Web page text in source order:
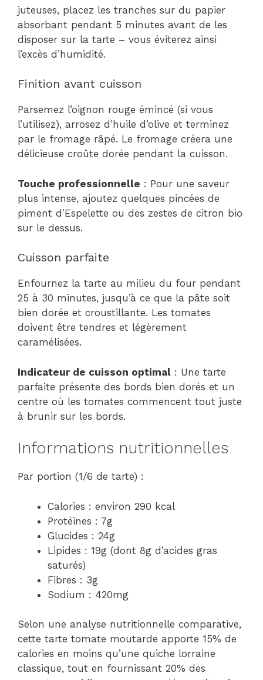
juteuses, placez les tranches sur du papier
absorbant pendant 5 minutes avant de les
disposer sur la tarte – vous éviterez ainsi
l’excès d’humidité.
Finition avant cuisson
Parsemez l’oignon rouge émincé (si vous
l’utilisez), arrosez d’huile d’olive et terminez
par le fromage râpé. Le fromage créera une
délicieuse croûte dorée pendant la cuisson.
Touche professionnelle : Pour une saveur
plus intense, ajoutez quelques pincées de
piment d’Espelette ou des zestes de citron bio
sur le dessus.
Cuisson parfaite
Enfournez la tarte au milieu du four pendant
25 à 30 minutes, jusqu’à ce que la pâte soit
bien dorée et croustillante. Les tomates
doivent être tendres et légèrement
caramélisées.
Indicateur de cuisson optimal : Une tarte
parfaite présente des bords bien dorés et un
centre où les tomates commencent tout juste
à brunir sur les bords.
Informations nutritionnelles
Par portion (1/6 de tarte) :
Calories : environ 290 kcal
Protéines : 7g
Glucides : 24g
Lipides : 19g (dont 8g d’acides gras
saturés)
Fibres : 3g
Sodium : 420mg
Selon une analyse nutritionnelle comparative,
cette tarte tomate moutarde apporte 15% de
calories en moins qu’une quiche lorraine
classique, tout en fournissant 20% des